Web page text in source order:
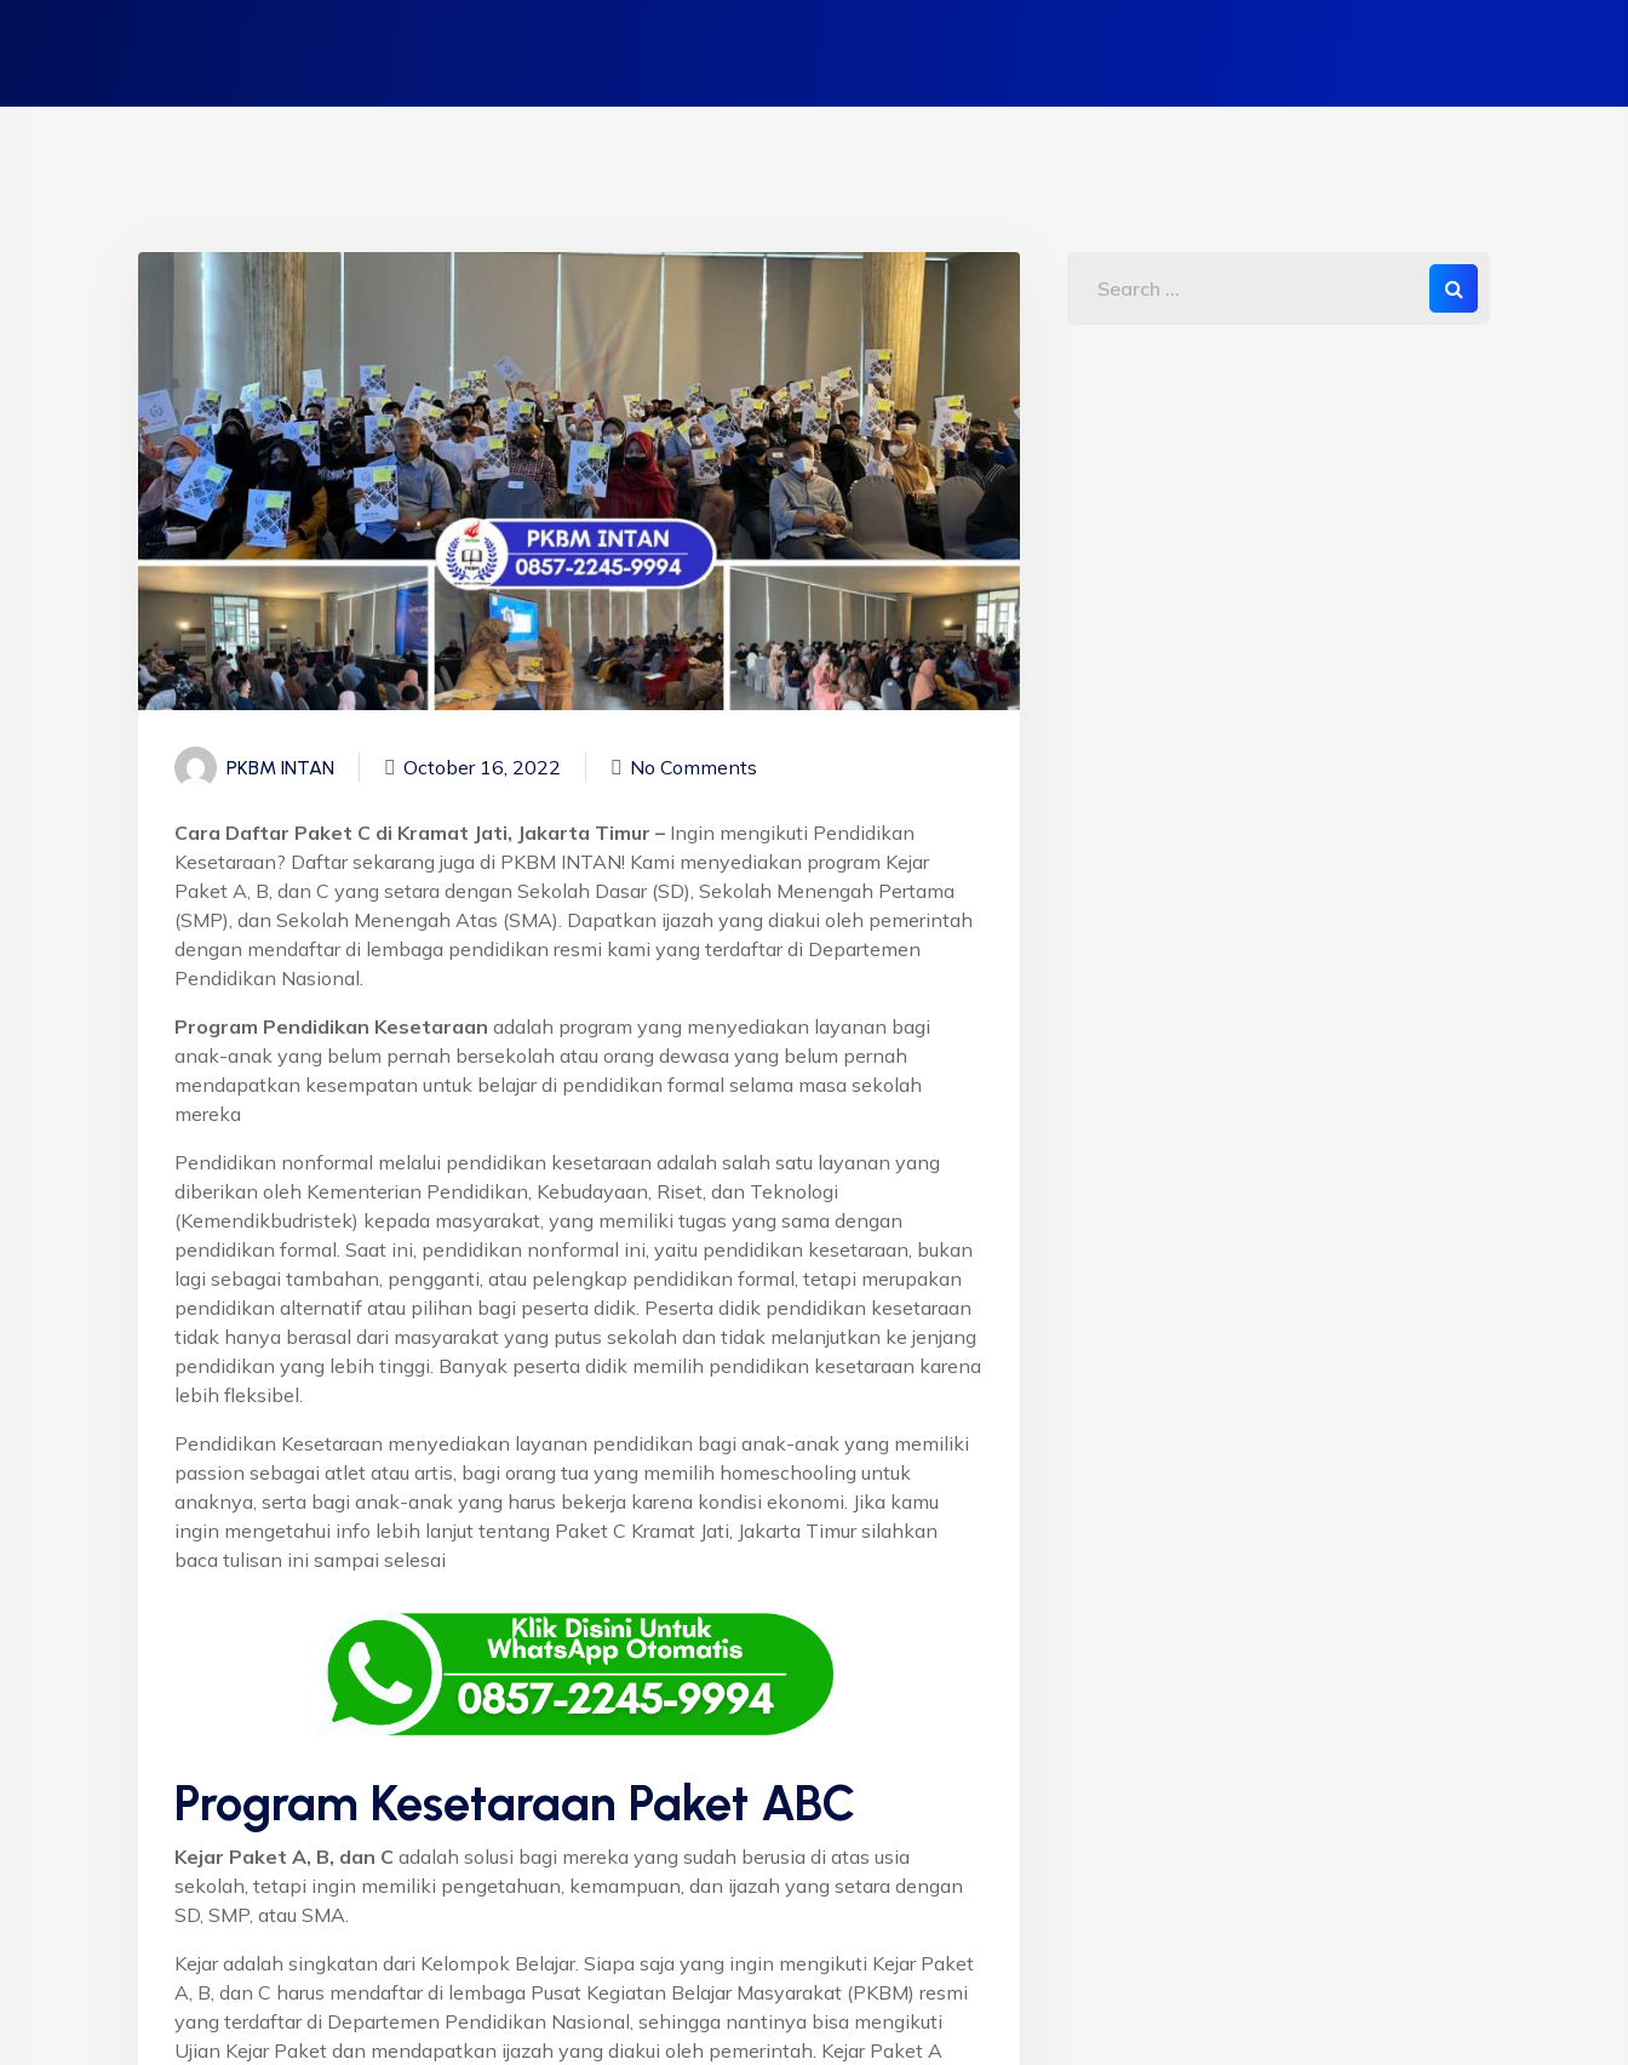
PKBM INTAN October 16, 2022 No Comments
Cara Daftar Paket C di Kramat Jati, Jakarta Timur – Ingin mengikuti Pendidikan
Kesetaraan? Daftar sekarang juga di PKBM INTAN! Kami menyediakan program Kejar
Paket A, B, dan C yang setara dengan Sekolah Dasar (SD), Sekolah Menengah Pertama
(SMP), dan Sekolah Menengah Atas (SMA). Dapatkan ijazah yang diakui oleh pemerintah
dengan mendaftar di lembaga pendidikan resmi kami yang terdaftar di Departemen
Pendidikan Nasional.
Program Pendidikan Kesetaraan adalah program yang menyediakan layanan bagi
anak-anak yang belum pernah bersekolah atau orang dewasa yang belum pernah
mendapatkan kesempatan untuk belajar di pendidikan formal selama masa sekolah
mereka
Pendidikan nonformal melalui pendidikan kesetaraan adalah salah satu layanan yang
diberikan oleh Kementerian Pendidikan, Kebudayaan, Riset, dan Teknologi
(Kemendikbudristek) kepada masyarakat, yang memiliki tugas yang sama dengan
pendidikan formal. Saat ini, pendidikan nonformal ini, yaitu pendidikan kesetaraan, bukan
lagi sebagai tambahan, pengganti, atau pelengkap pendidikan formal, tetapi merupakan
pendidikan alternatif atau pilihan bagi peserta didik. Peserta didik pendidikan kesetaraan
tidak hanya berasal dari masyarakat yang putus sekolah dan tidak melanjutkan ke jenjang
pendidikan yang lebih tinggi. Banyak peserta didik memilih pendidikan kesetaraan karena
lebih fleksibel.
Pendidikan Kesetaraan menyediakan layanan pendidikan bagi anak-anak yang memiliki
passion sebagai atlet atau artis, bagi orang tua yang memilih homeschooling untuk
anaknya, serta bagi anak-anak yang harus bekerja karena kondisi ekonomi. Jika kamu
ingin mengetahui info lebih lanjut tentang Paket C Kramat Jati, Jakarta Timur silahkan
baca tulisan ini sampai selesai
Program Kesetaraan Paket ABC
Kejar Paket A, B, dan C adalah solusi bagi mereka yang sudah berusia di atas usia
sekolah, tetapi ingin memiliki pengetahuan, kemampuan, dan ijazah yang setara dengan
SD, SMP, atau SMA.
Kejar adalah singkatan dari Kelompok Belajar. Siapa saja yang ingin mengikuti Kejar Paket
A, B, dan C harus mendaftar di lembaga Pusat Kegiatan Belajar Masyarakat (PKBM) resmi
yang terdaftar di Departemen Pendidikan Nasional, sehingga nantinya bisa mengikuti
Ujian Kejar Paket dan mendapatkan ijazah yang diakui oleh pemerintah. Kejar Paket A